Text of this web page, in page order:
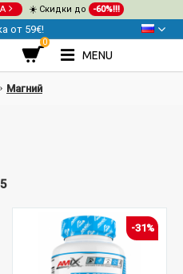
☀️ Скидки до -60%!!!
от 59€!
0
MENU
Магний
-31%